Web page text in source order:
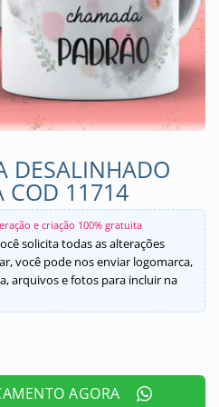
DESALINHADO
COD 11714
e criação 100% gratuita
solicita todas as alterações
você pode nos enviar logomarca,
arquivos e fotos para incluir na
AGORA